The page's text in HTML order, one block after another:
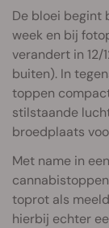
De bloei begint
week en bij
verandert in 12/
buiten). In
toppen
stilstaande
broedplaats
Met name in
toprot als
hierbij echter